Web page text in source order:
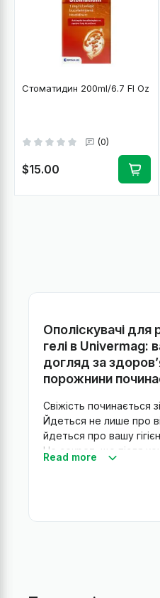
Стоматидин 200ml/6.7 Fl Oz
(0)
$15.00
Ополіскувачі для
гелі в Univermag:
догляд за
порожнини
Свіжість починається
Йдеться не лише про
йдеться про вашу
Не секрет, що після
ополіскувачі для рота
Read more